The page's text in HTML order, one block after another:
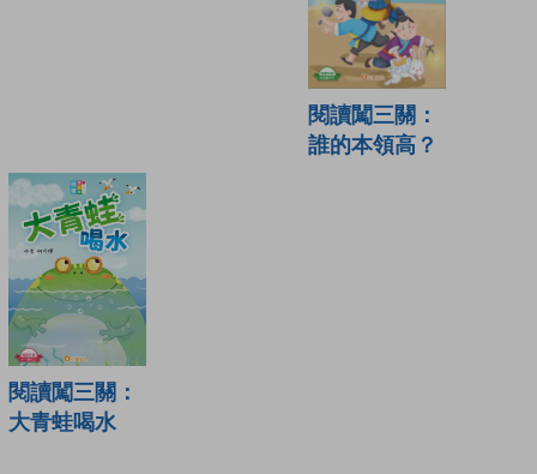
閱讀闖三關：
誰的本領高？
閱讀闖三關：
大青蛙喝水